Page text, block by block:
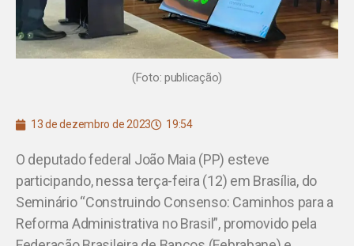
(Foto: publicação)
13 de dezembro de 2023 19:54
O deputado federal João Maia (PP) esteve
participando, nessa terça-feira (12) em Brasília, do
Seminário “Construindo Consenso: Caminhos para a
Reforma Administrativa no Brasil”, promovido pela